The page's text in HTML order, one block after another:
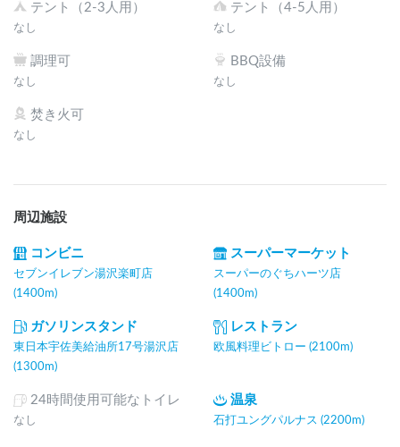
テント（2-3人用）
なし
テント（4-5人用）
なし
調理可
なし
BBQ設備
なし
焚き火可
なし
周辺施設
コンビニ
セブンイレブン湯沢楽町店
(1400m)
スーパーマーケット
スーパーのぐちハーツ店
(1400m)
ガソリンスタンド
東日本宇佐美給油所17号湯沢店
(1300m)
レストラン
欧風料理ビトロー (2100m)
24時間使用可能なトイレ
なし
温泉
石打ユングパルナス (2200m)